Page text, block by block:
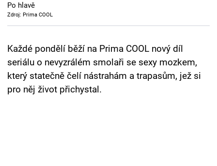
TV Program
Přihlášení
Po hlavě
Zdroj: Prima COOL
Každé pondělí běží na Prima COOL nový díl
seriálu o nevyzrálém smolaři se sexy mozkem,
který statečně čelí nástrahám a trapasům, jež si
pro něj život přichystal.